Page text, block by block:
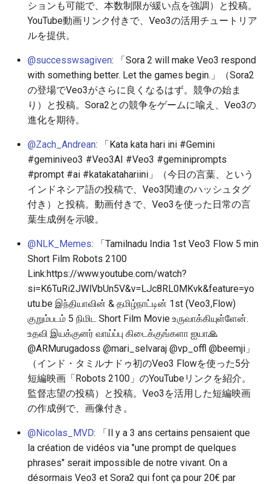
2026-06-12
2026-06-10
2026-06-09
2026-06-06
2026-06-05
2026-06-04
2026-06-03
2026-06-02
2026-06-01
2026-05-31
2026-05-30
2026-05-28
2026-05-27
2025-11-27
2025-11-25
2025-11-24
2025-11-21
2025-11-20
2025-11-19
2025-11-18
2025-11-17
2025-11-16
2025-11-15
2025-11-14
2025-11-12
2025-11-11
2026-06-12
2026-06-10
2026-06-09
2026-06-06
2026-06-05
2026-06-04
2026-06-03
2026-06-02
2026-06-01
2026-05-31
2026-05-30
2026-05-28
2026-05-27
2025-11-27
2025-11-25
2025-11-24
2025-11-21
2025-11-20
2025-11-19
2025-11-18
2025-11-17
2025-11-16
2025-11-15
2025-11-14
2025-11-12
2025-11-11
2026-06-09
2026-06-07
2026-06-06
2026-06-03
2026-06-02
2026-06-01
2026-05-31
2026-05-30
2026-05-29
2026-05-28
2026-05-27
2026-05-25
2026-05-24
2025-11-27
2025-11-25
2025-11-24
2025-11-21
2025-11-20
2025-11-19
2025-11-18
2025-11-17
2025-11-16
2025-11-15
2025-11-14
2025-11-12
2025-11-11
2026-06-10
2026-06-09
2026-06-07
2026-06-06
2026-06-05
2026-06-04
2026-06-03
2026-06-02
2026-05-31
2026-05-30
2026-05-29
2026-05-28
2026-05-27
2026-05-26
2026-05-25
2026-05-24
2026-05-23
2026-06-12
2026-06-10
2026-06-09
2026-06-06
2026-06-05
2026-06-04
2026-06-03
2026-06-02
2026-06-01
2026-05-31
2026-05-30
2026-05-28
2026-05-27
2026-06-06
2026-06-04
2026-06-03
2026-05-31
2026-05-30
ションも可能で、本数制限が緩い点を強調）と投稿。
YouTube動画リンク付きで、Veo3の活用チュートリア
ルを提供。
@successwsagiven: 「Sora 2 will make Veo3 respond
with something better. Let the games begin.」（Sora2
の登場でVeo3がさらに良くなるはず。競争の始ま
り）と投稿。Sora2との競争をゲームに喩え、Veo3の
進化を期待。
@Zach_Andrean: 「Kata kata hari ini #Gemini
#geminiveo3 #Veo3AI #Veo3 #geminiprompts
#prompt #ai #katakatahariini」（今日の言葉、という
インドネシア語の投稿で、Veo3関連のハッシュタグ
付き）と投稿。動画付きで、Veo3を使った日常の言
葉生成例を示唆。
@NLK_Memes: 「Tamilnadu India 1st Veo3 Flow 5 min
Short Film Robots 2100
Link:https://www.youtube.com/watch?
si=K6TuRi2JWlVbUn5V&v=LJc8RL0MKvk&feature=yo
utu.be இந்தியாவின் & தமிழ்நாட்டின் 1st (Veo3,Flow)
குறும்படம் 5 நிமிட Short Film Movie உருவாக்கியுள்ளேன்.
உதவி இயக்குனர் வாய்ப்பு கிடைக்குங்களா ஐயா🙏
@ARMurugadoss @mari_selvaraj @vp_offl @beemji」
（インド・タミルナドゥ初のVeo3 Flowを使った5分
短編映画「Robots 2100」のYouTubeリンクを紹介。
監督志望の投稿）と投稿。Veo3を活用した短編映画
の作成例で、画像付き。
@Nicolas_MVD: 「Il y a 3 ans certains pensaient que
la création de vidéos via "une prompt de quelques
phrases" serait impossible de notre vivant. On a
désormais Veo3 et Sora2 qui font ça pour 20€ par